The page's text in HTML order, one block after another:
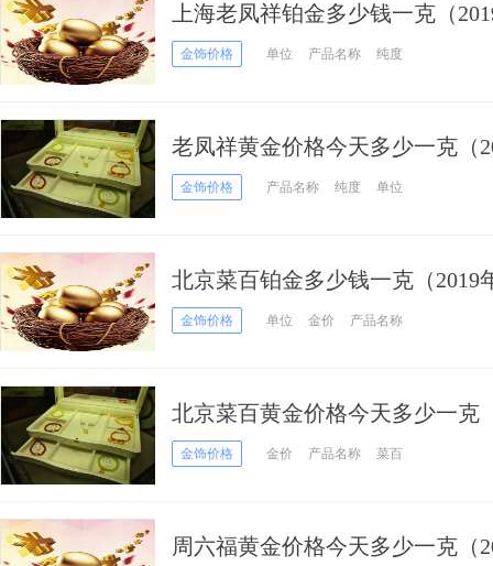
上海老凤祥铂金多少钱一克（
金饰价格 单位 产品名称 纯度
老凤祥黄金价格今天多少一克（
金饰价格 产品名称 纯度 单位
北京菜百铂金多少钱一克（2019
金饰价格 单位 金价 产品名称
北京菜百黄金价格今天多少一克
金饰价格 金价 产品名称 菜百
周六福黄金价格今天多少一克（